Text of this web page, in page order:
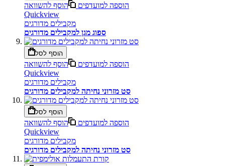
הוספה למועדפים
הוסף להשוואה
Quickview
מקבילים מדורגים
ספוג מגן למקבילים מדורגים
הוסף לסל
הוספה למועדפים
הוסף להשוואה
Quickview
מקבילים מדורגים
סט מזרוני נחיתה למקבילים מדורגים
הוסף לסל
הוספה למועדפים
הוסף להשוואה
Quickview
מקבילים מדורגים
סט מזרוני נחיתה למקבילים מדורגים